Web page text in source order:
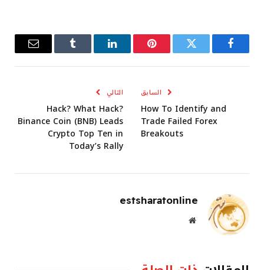
فيسبوك تويتر بينتيريستلينكدإن Tumblr
البريد
السابق
How To Identify and
Trade Failed Forex
Breakouts
التالي
Hack? What Hack?
Binance Coin (BNB) Leads
Crypto Top Ten in
Today’s Rally
estsharatonline
موقع